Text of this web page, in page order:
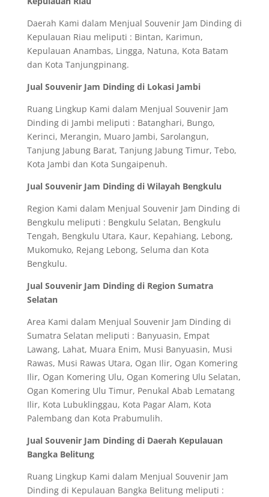
Daerah Kami dalam Menjual Souvenir Jam Dinding di
Kepulauan Riau meliputi : Bintan, Karimun,
Kepulauan Anambas, Lingga, Natuna, Kota Batam
dan Kota Tanjungpinang.
Jual Souvenir Jam Dinding di Lokasi Jambi
Ruang Lingkup Kami dalam Menjual Souvenir Jam
Dinding di Jambi meliputi : Batanghari, Bungo,
Kerinci, Merangin, Muaro Jambi, Sarolangun,
Tanjung Jabung Barat, Tanjung Jabung Timur, Tebo,
Kota Jambi dan Kota Sungaipenuh.
Jual Souvenir Jam Dinding di Wilayah Bengkulu
Region Kami dalam Menjual Souvenir Jam Dinding di
Bengkulu meliputi : Bengkulu Selatan, Bengkulu
Tengah, Bengkulu Utara, Kaur, Kepahiang, Lebong,
Mukomuko, Rejang Lebong, Seluma dan Kota
Bengkulu.
Jual Souvenir Jam Dinding di Region Sumatra
Selatan
Area Kami dalam Menjual Souvenir Jam Dinding di
Sumatra Selatan meliputi : Banyuasin, Empat
Lawang, Lahat, Muara Enim, Musi Banyuasin, Musi
Rawas, Musi Rawas Utara, Ogan Ilir, Ogan Komering
Ilir, Ogan Komering Ulu, Ogan Komering Ulu Selatan,
Ogan Komering Ulu Timur, Penukal Abab Lematang
Ilir, Kota Lubuklinggau, Kota Pagar Alam, Kota
Palembang dan Kota Prabumulih.
Jual Souvenir Jam Dinding di Daerah Kepulauan
Bangka Belitung
Ruang Lingkup Kami dalam Menjual Souvenir Jam
Dinding di Kepulauan Bangka Belitung meliputi :